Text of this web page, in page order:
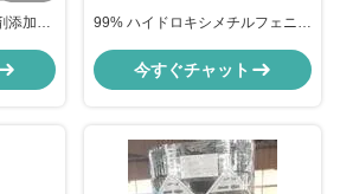
添加物
99% ハイドロキシメチルフェニル
ス 61451-78-3, C7H9O3P
今すぐチャット